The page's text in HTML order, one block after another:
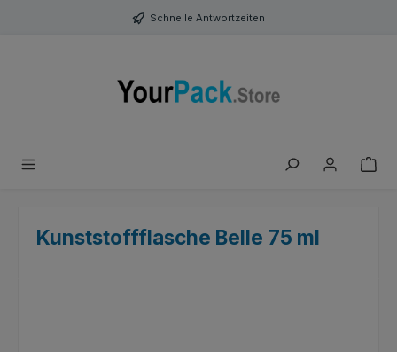
Zum Hauptinhalt springen Schnelle Antwortzeiten
Kunststoffflasche Belle 75 ml